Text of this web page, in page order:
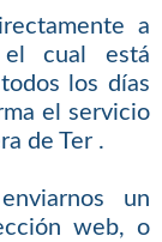
a
cual está
los días
el servicio
de Ter .
un
web, o